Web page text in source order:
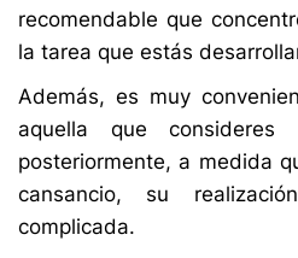
recomendable que
la tarea que estás
Además, es muy
aquella que
posteriormente, a medida
cansancio, su
complicada.